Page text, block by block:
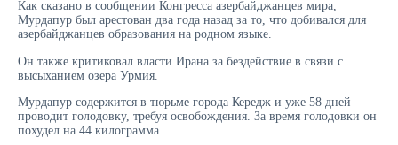
Как сказано в сообщении Конгресса азербайджанцев мира,
Мурдапур был арестован два года назад за то, что добивался для
азербайджанцев образования на родном языке.
Он также критиковал власти Ирана за бездействие в связи с
высыханием озера Урмия.
Мурдапур содержится в тюрьме города Кередж и уже 58 дней
проводит голодовку, требуя освобождения. За время голодовки он
похудел на 44 килограмма.